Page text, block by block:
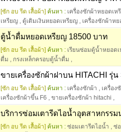
[ซัก อบ รีด เสื้อผ้า] ค้นหา : เครื่องซักผ้าหยอดเห
เหรียญ , ตู้เติมเงินหยอดเหรียญ , เครื่องซักผ้าห
ตู้น้ำดื่มหยอดเหรียญ 18500 บาท
[ซัก อบ รีด เสื้อผ้า] ค้นหา : เรียนซ่อมตู้น้ำหยอด
ดื่ม , กรงเหล็กครอบตู้น้ำดื่ม ,
ขายเครื่องซักผ้าฝาบน HITACHI รุ่
[ซัก อบ รีด เสื้อผ้า] ค้นหา : เครื่องซักผ้า , เครื่อง
เครื่องซักผ้าขึ้น F6 , ขายเครื่องซักผ้า hitachi ,
บริการซ่อมเตารีดไอน้ำอุตสาหกรร
[ซัก อบ รีด เสื้อผ้า] ค้นหา : ซ่อมเตารีดไอน้ำ , ซ่